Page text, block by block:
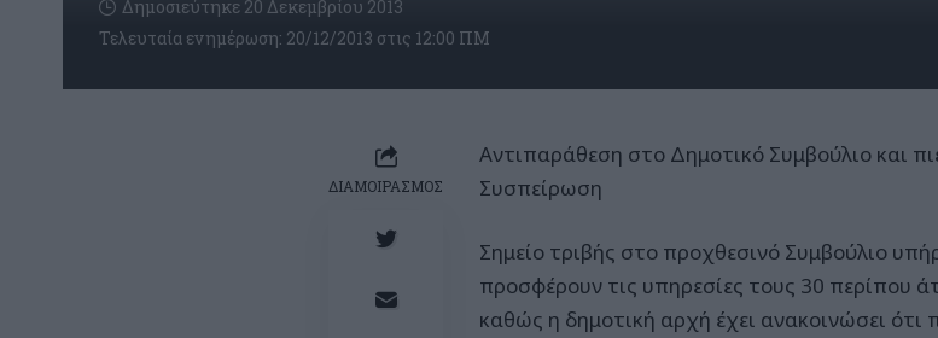
Τελευταία ενημέρωση: 20/12/2013 στις 12:00 ΠΜ
Δημοσιεύτηκε 20 Δεκεμβρίου 2013
ΔΙΑΜΟΙΡΑΣΜΟΣ
Αντιπαράθεση στο Δημοτικό Συμβούλιο και
Συσπείρωση
Σημείο τριβής στο προχθεσινό Συμβούλιο
προσφέρουν τις υπηρεσίες τους 30 περίπου
καθώς η δημοτική αρχή έχει ανακοινώσει ότι